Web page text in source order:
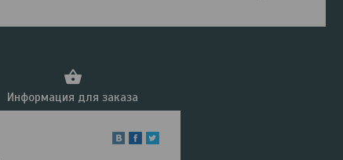
Информация для заказа